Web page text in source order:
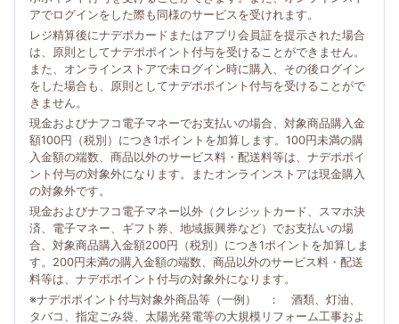
アでログインをした際も同様のサービスを受けれます。
レジ精算後にナデポカードまたはアプリ会員証を提示された場合
は、原則としてナデポポイント付与を受けることができません。
また、オンラインストアで未ログイン時に購入、その後ログイン
をした場合も、原則としてナデポポイント付与を受けることがで
きません。
現金およびナフコ電子マネーでお支払いの場合、対象商品購入金
額100円（税別）につき1ポイントを加算します。100円未満の購
入金額の端数、商品以外のサービス料・配送料等は、ナデポポイ
ント付与の対象外になります。またオンラインストアは現金購入
の対象外です。
現金およびナフコ電子マネー以外（クレジットカード、スマホ決
済、電子マネー、ギフト券、地域振興券など）でお支払いの場
合、対象商品購入金額200円（税別）につき1ポイントを加算しま
す。200円未満の購入金額の端数、商品以外のサービス料・配送
料等は、ナデポポイント付与の対象外になります。
※ナデポポイント付与対象外商品等（一例） ： 酒類、灯油、
タバコ、指定ごみ袋、太陽光発電等の大規模リフォーム工事およ